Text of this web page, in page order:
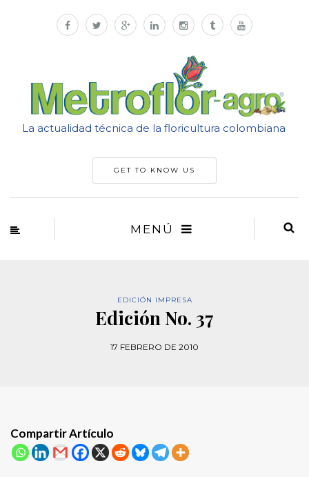
La actualidad técnica de la floricultura colombiana
GET TO KNOW US
MENÚ
EDICIÓN IMPRESA
Edición No. 37
17 FEBRERO DE 2010
Compartir Artículo